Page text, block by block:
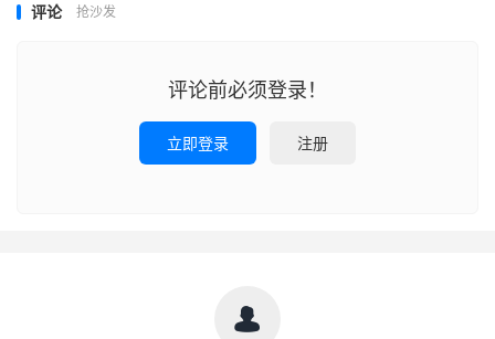
评论 抢沙发
评论前必须登录！
立即登录 注册
